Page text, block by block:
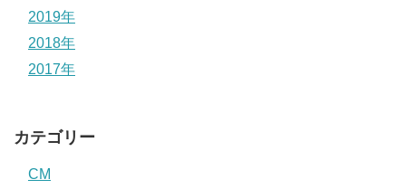
2019年
2018年
2017年
カテゴリー
CM